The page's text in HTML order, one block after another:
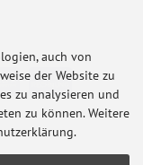
auch von
der Website zu
zu analysieren und
zu können. Weitere